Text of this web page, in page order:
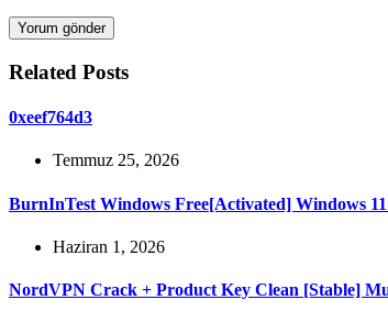
Yorum gönder
Related Posts
0xeef764d3
Temmuz 25, 2026
BurnInTest Windows Free[Activated] Windows
Haziran 1, 2026
NordVPN Crack + Product Key Clean [Stable]